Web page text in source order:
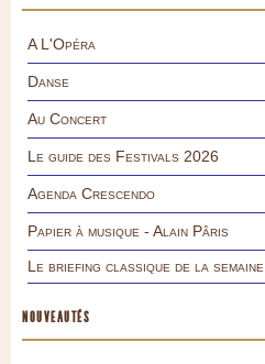
A L'Opéra
Danse
Au Concert
Le guide des Festivals 2026
Agenda Crescendo
Papier à musique - Alain Pâris
Le briefing classique de la semaine
NOUVEAUTÉS